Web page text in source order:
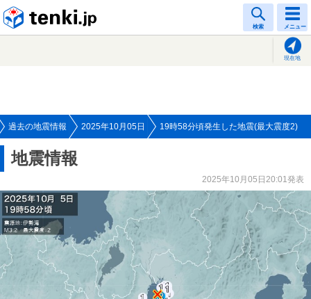
検索 メニュー
現在地
過去の地震情報 2025年10月05日 19時58分頃発生した地震(最大震度2)
地震情報
2025年10月05日20:01発表